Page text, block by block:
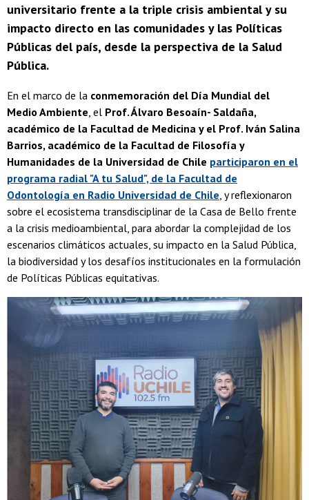
universitario frente a la triple crisis ambiental y su
impacto directo en las comunidades y las Políticas
Públicas del país, desde la perspectiva de la Salud
Pública.
En el marco de la conmemoración del Día Mundial del
Medio Ambiente, el Prof. Álvaro Besoaín- Saldaña,
académico de la Facultad de Medicina y el Prof. Iván Salina
Barrios, académico de la Facultad de Filosofía y
Humanidades de la Universidad de Chile participaron en el
programa radial "A tu Salud", de la Facultad de
Odontología en Radio Universidad de Chile, y reflexionaron
sobre el ecosistema transdisciplinar de la Casa de Bello frente
a la crisis medioambiental, para abordar la complejidad de los
escenarios climáticos actuales, su impacto en la Salud Pública,
la biodiversidad y los desafíos institucionales en la formulación
de Políticas Públicas equitativas.